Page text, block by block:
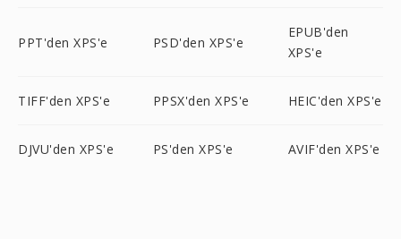
PPT'den XPS'e PSD'den XPS'e
EPUB'den
XPS'e
TIFF'den XPS'e PPSX'den XPS'e HEIC'den XPS'e
DJVU'den XPS'e PS'den XPS'e AVIF'den XPS'e